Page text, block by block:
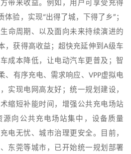
带来收益。例如，用户可享受充得
体验，实现“出得了城，下得了乡”；
命周期、以及面向未来持续演进的
，获得高收益；超快充延伸到A级车
成本降低，让电动汽车更普及；智
、有序充电、需求响应、VPP虚拟电
实现电网高友好；统一规划建设，
缩短补能时间，增强公共充电场站
源向公共充电场站集中，设备质量
电无忧、城市治理更安全。目前，
东莞等城市，已开始统一规划部署